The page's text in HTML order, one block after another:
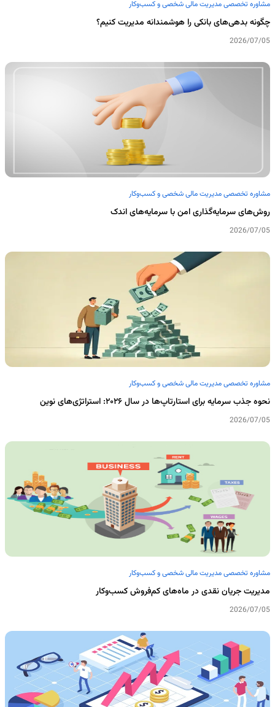
مشاوره تخصصی مدیریت مالی شخصی و کسب‌وکار
چگونه بدهی‌های بانکی را هوشمندانه مدیریت کنیم؟
2026/07/05
مشاوره تخصصی مدیریت مالی شخصی و کسب‌وکار
روش‌های سرمایه‌گذاری امن با سرمایه‌های اندک
2026/07/05
مشاوره تخصصی مدیریت مالی شخصی و کسب‌وکار
نحوه جذب سرمایه برای استارتاپ‌ها در سال ۲۰۲۶: استراتژی‌های نوین
2026/07/05
مشاوره تخصصی مدیریت مالی شخصی و کسب‌وکار
مدیریت جریان نقدی در ماه‌های کم‌فروش کسب‌وکار
2026/07/05